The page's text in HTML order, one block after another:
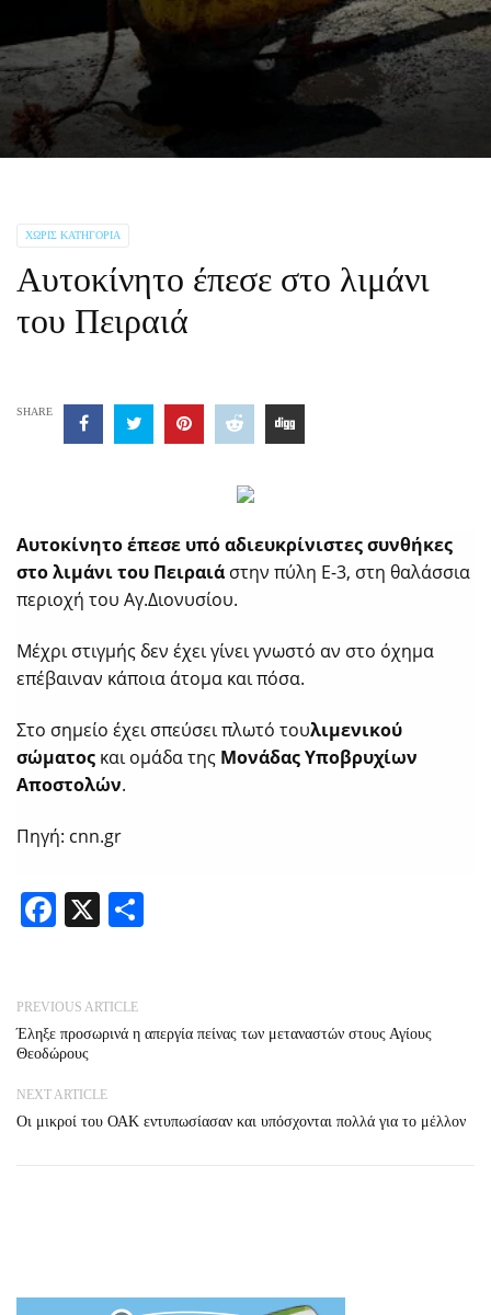
ΧΩΡΊΣ ΚΑΤΗΓΟΡΊΑ
Αυτοκίνητο έπεσε στο λιμάνι
του Πειραιά
SHARE
Αυτοκίνητο έπεσε υπό αδιευκρίνιστες συνθήκες
στο λιμάνι του Πειραιά στην πύλη Ε-3, στη θαλάσσια
περιοχή του Αγ.Διονυσίου.
Μέχρι στιγμής δεν έχει γίνει γνωστό αν στο όχημα
επέβαιναν κάποια άτομα και πόσα.
Στο σημείο έχει σπεύσει πλωτό τουλιμενικού
σώματος και ομάδα της Μονάδας Υποβρυχίων
Αποστολών.
Πηγή: cnn.gr
Facebook
X
PREVIOUS ARTICLE
Έληξε προσωρινά η απεργία πείνας των μεταναστών στους Αγίους
Θεοδώρους
NEXT ARTICLE
Οι μικροί του ΟΑΚ εντυπωσίασαν και υπόσχονται πολλά για το μέλλον